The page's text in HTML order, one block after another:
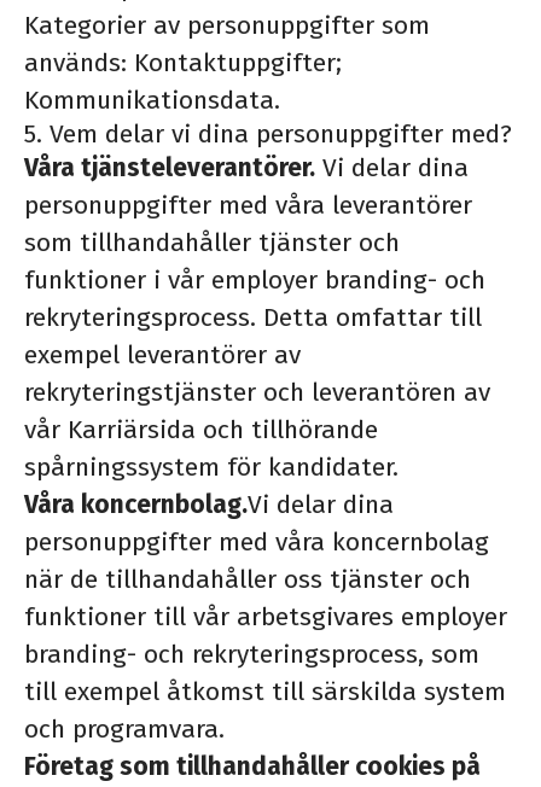
Kategorier av personuppgifter som
används: Kontaktuppgifter;
Kommunikationsdata.
5. Vem delar vi dina personuppgifter med?
Våra tjänsteleverantörer. Vi delar dina
personuppgifter med våra leverantörer
som tillhandahåller tjänster och
funktioner i vår employer branding- och
rekryteringsprocess. Detta omfattar till
exempel leverantörer av
rekryteringstjänster och leverantören av
vår Karriärsida och tillhörande
spårningssystem för kandidater.
Våra koncernbolag.Vi delar dina
personuppgifter med våra koncernbolag
när de tillhandahåller oss tjänster och
funktioner till vår arbetsgivares employer
branding- och rekryteringsprocess, som
till exempel åtkomst till särskilda system
och programvara.
Företag som tillhandahåller cookies på